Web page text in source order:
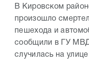
В Кировском
произошло
пешехода и
сообщили в ГУ МВД
случилась на